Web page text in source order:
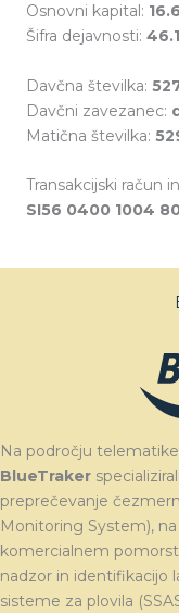
Osnovni kapital:
Šifra dejavnosti:
Davčna številka:
Davčni zavezanec:
Matična številka:
Transakcijski račun
SI56 0400 1004
Na področju
BlueTraker
preprečevanje
Monitoring System),
komercialnem
nadzor in identifikacijo
sisteme za plovila